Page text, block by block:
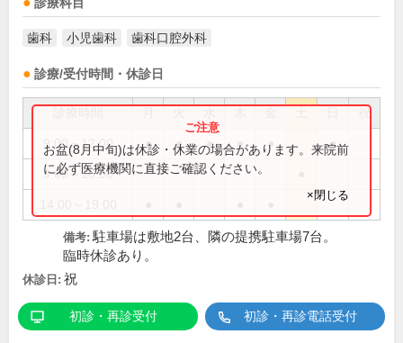
診療科目
歯科 小児歯科 歯科口腔外科
診療/受付時間・休診日
祝
9:00～12:00 ● ● ● ● ● ●
9:00～16:00
お盆(8月中旬)は休診・休業の場合があります。来院前
に必ず医療機関に直接ご確認ください。
×閉じる
備考: 駐車場は敷地2台、隣の提携駐車場7台。
臨時休診あり。
休診日: 祝
初診・再診受付 初診・再診電話受付